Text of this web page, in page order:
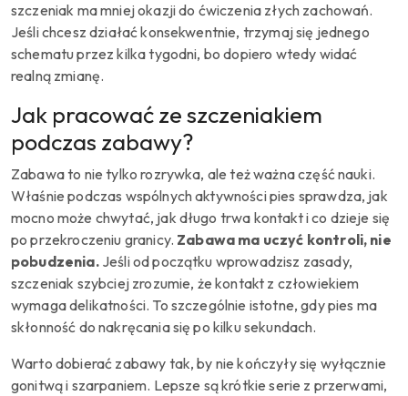
szczeniak ma mniej okazji do ćwiczenia złych zachowań.
Jeśli chcesz działać konsekwentnie, trzymaj się jednego
schematu przez kilka tygodni, bo dopiero wtedy widać
realną zmianę.
Jak pracować ze szczeniakiem
podczas zabawy?
Zabawa to nie tylko rozrywka, ale też ważna część nauki.
Właśnie podczas wspólnych aktywności pies sprawdza, jak
mocno może chwytać, jak długo trwa kontakt i co dzieje się
po przekroczeniu granicy. Zabawa ma uczyć kontroli, nie
pobudzenia.Jeśli od początku wprowadzisz zasady,
szczeniak szybciej zrozumie, że kontakt z człowiekiem
wymaga delikatności. To szczególnie istotne, gdy pies ma
skłonność do nakręcania się po kilku sekundach.
Warto dobierać zabawy tak, by nie kończyły się wyłącznie
gonitwą i szarpaniem. Lepsze są krótkie serie z przerwami,